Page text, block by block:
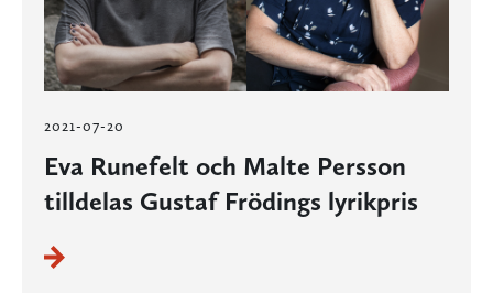
2021-07-20
Eva Runefelt och Malte Persson
tilldelas Gustaf Frödings lyrikpris